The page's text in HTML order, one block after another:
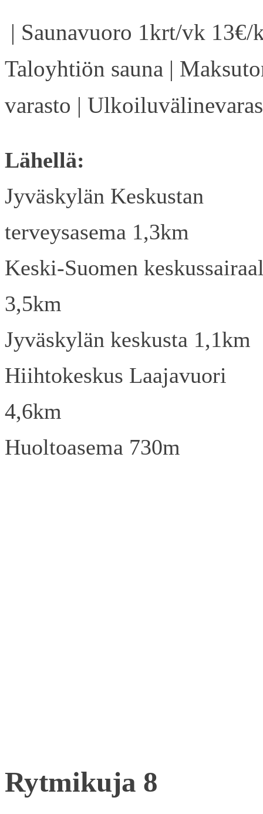
| Saunavuoro 1krt/vk
Taloyhtiön sauna |
varasto |
Lähellä:
Jyväskylän Keskustan
terveysasema 1,3km
Keski-Suomen
3,5km
Jyväskylän keskusta 1,1km
Hiihtokeskus Laajavuori
4,6km
Huoltoasema 730m
Rytmikuja 8